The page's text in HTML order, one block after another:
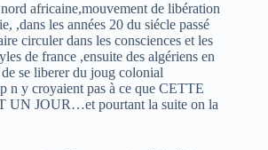
africaine,mouvement de libération
,dans les années 20 du siécle passé
circuler dans les consciences et les
de france ,ensuite des algériens en
se liberer du joug colonial
n y croyaient pas à ce que CETTE
JOUR…et pourtant la suite on la